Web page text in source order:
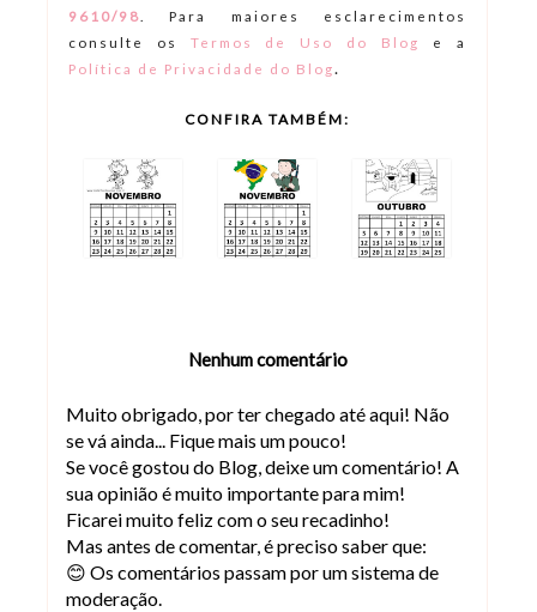
9610/98
Para maiores esclarecimentos
consulte os Termos de Uso do Blog
e a
Política de Privacidade do Blog.
CONFIRA TAMBÉM:
Nenhum comentário
Muito obrigado, por ter chegado até aqui! Não
se vá ainda... Fique mais um pouco!
Se você gostou do Blog, deixe um comentário! A
sua opinião é muito importante para mim!
Ficarei muito feliz com o seu recadinho!
Mas antes de comentar, é preciso saber que:
😊 Os comentários passam por um sistema de
moderação.